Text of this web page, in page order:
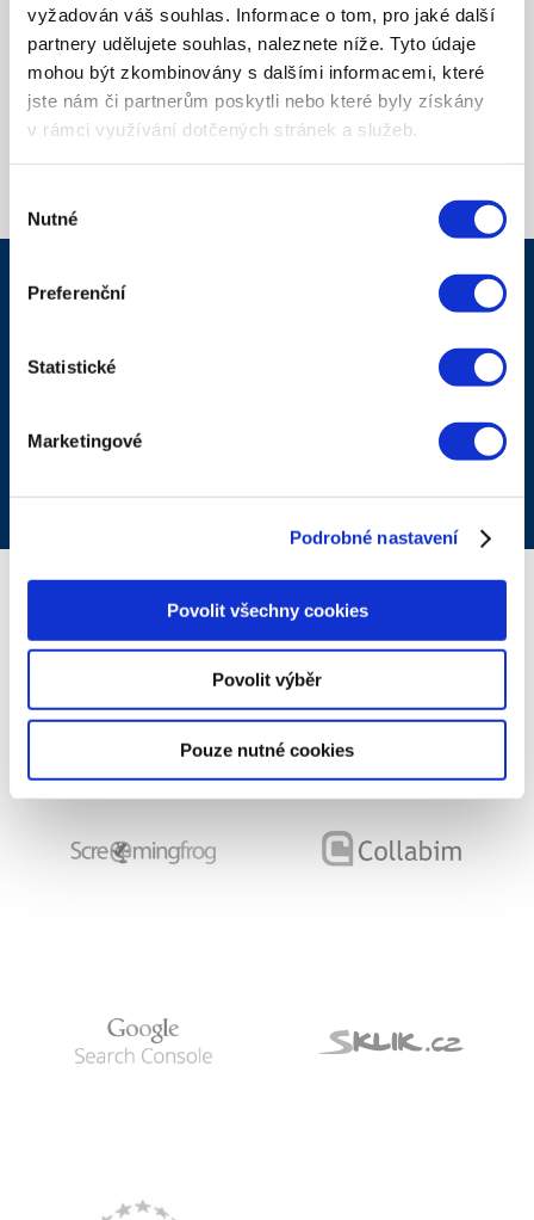
vyžadován váš souhlas. Informace o tom, pro jaké další
partnery udělujete souhlas, naleznete níže. Tyto údaje
mohou být zkombinovány s dalšími informacemi, které
jste nám či partnerům poskytli nebo které byly získány
v rámci využívání dotčených stránek a služeb.
souhlasu
Nutné
Preferenční
Statistické
Marketingové
Podrobné nastavení
Povolit všechny cookies
Povolit výběr
Pouze nutné cookies
Obsah je král. Proto vám pomůžeme předávat
zákazníkům podstatné a hodnotné informace. Ať už
jde o obsah na webu nebo texty ve výsledcích
vyhledávání, postaráme se o to, aby váš brand
prodával, vzdělával a nezapadl v moři konkurence.
SEO AUDIT ZDARMA
VĚŘÍMEPROVĚŘENÝM
TECHNOLOGIÍM